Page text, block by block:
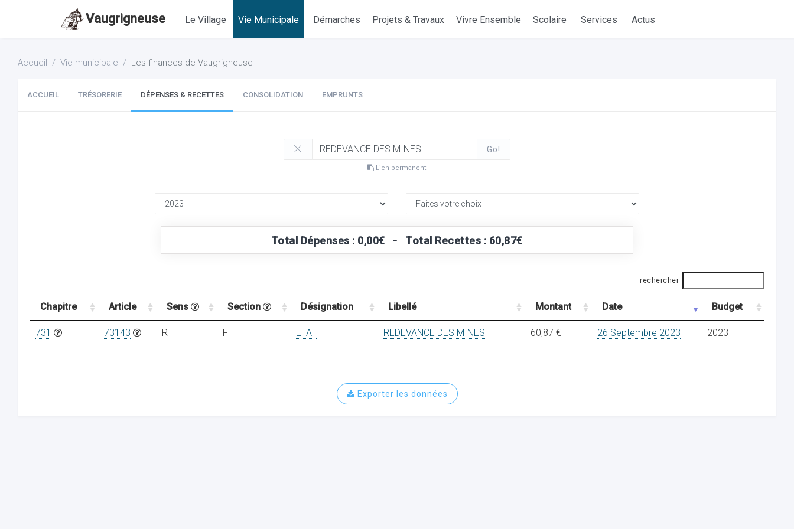
Vaugrigneuse Le Village Vie Municipale Démarches Projets & Travaux Vivre Ensemble Scolaire Services Actus
Accueil Vie municipale Les finances de Vaugrigneuse
ACCUEIL TRÉSORERIE DÉPENSES & RECETTES CONSOLIDATION EMPRUNTS
Go!
Lien permanent
Total Dépenses : 0,00€ - Total Recettes : 60,87€
rechercher
Chapitre Article Sens Section Désignation Libellé Montant Date Budget
731 73143 R F ETAT REDEVANCE DES MINES 60,87 € 26 Septembre 2023 2023
Exporter les données